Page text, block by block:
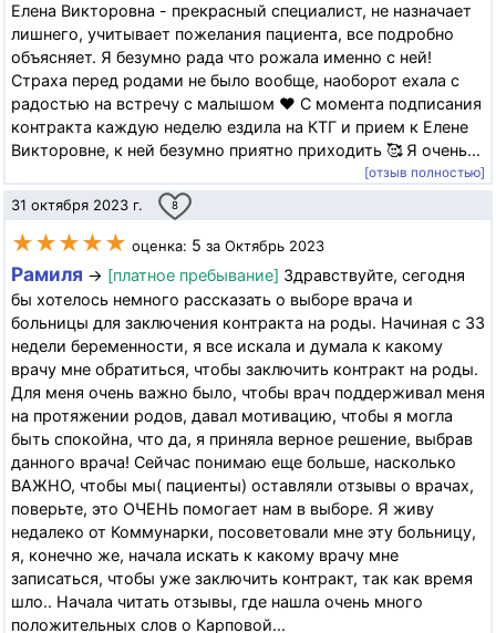
Елена Викторовна - прекрасный специалист, не назначает
лишнего, учитывает пожелания пациента, все подробно
объясняет. Я безумно рада что рожала именно с ней!
Страха перед родами не было вообще, наоборот ехала с
радостью на встречу с малышом ❤️ С момента подписания
контракта каждую неделю ездила на КТГ и прием к Елене
Викторовне, к ней безумно приятно приходить 🥰 Я очень...
[отзыв полностью]
31 октября 2023 г. 8
★★★★★ оценка: 5 за Октябрь 2023
Рамиля → [платное пребывание] Здравствуйте, сегодня
бы хотелось немного рассказать о выборе врача и
больницы для заключения контракта на роды. Начиная с 33
недели беременности, я все искала и думала к какому
врачу мне обратиться, чтобы заключить контракт на роды.
Для меня очень важно было, чтобы врач поддерживал меня
на протяжении родов, давал мотивацию, чтобы я могла
быть спокойна, что да, я приняла верное решение, выбрав
данного врача! Сейчас понимаю еще больше, насколько
ВАЖНО, чтобы мы( пациенты) оставляли отзывы о врачах,
поверьте, это ОЧЕНЬ помогает нам в выборе. Я живу
недалеко от Коммунарки, посоветовали мне эту больницу,
я, конечно же, начала искать к какому врачу мне
записаться, чтобы уже заключить контракт, так как время
шло.. Начала читать отзывы, где нашла очень много
положительных слов о Карповой...